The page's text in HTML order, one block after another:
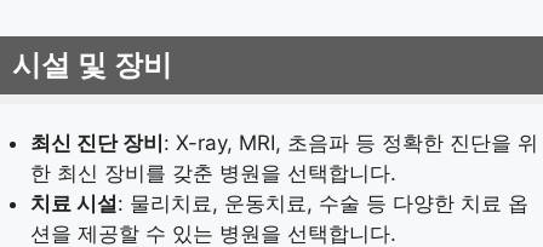
시설 및 장비
최신 진단 장비: X-ray, MRI, 초음파 등 정확한 진단을 위
한 최신 장비를 갖춘 병원을 선택합니다.
치료 시설: 물리치료, 운동치료, 수술 등 다양한 치료 옵
션을 제공할 수 있는 병원을 선택합니다.